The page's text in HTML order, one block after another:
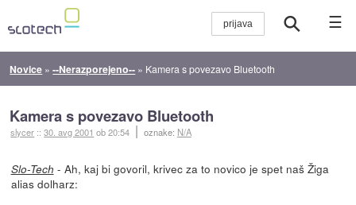
☰
Novice »--Nerazporejeno-- » Kamera s povezavo Bluetooth
Kamera s povezavo Bluetooth
slycer ::30. avg 2001 ob 20:54 oznake: N/A
Slo-Tech - Ah, kaj bi govoril, krivec za to novico je spet naš Žiga
alias dolharz: